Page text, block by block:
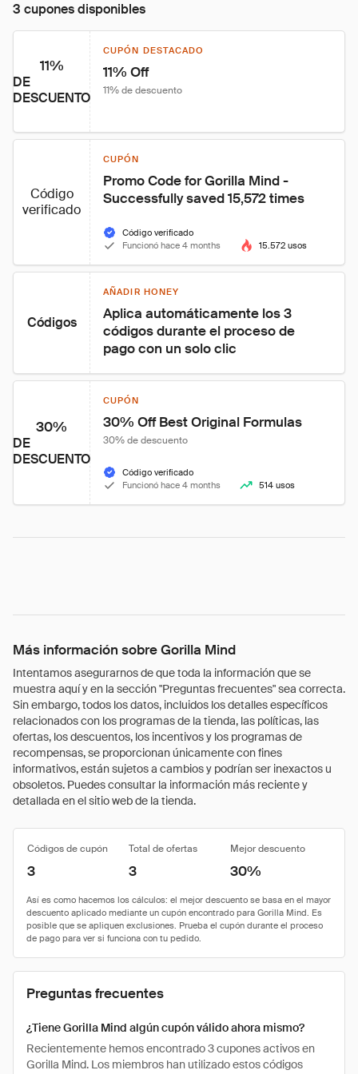
3 cupones disponibles
11%
DE
DESCUENTO
CUPÓN DESTACADO
11% Off
11% de descuento
Código
verificado
CUPÓN
Promo Code for Gorilla Mind -
Successfully saved 15,572 times
Código verificado
Funcionó hace 4 months
15.572 usos
Códigos
AÑADIR HONEY
Aplica automáticamente los 3
códigos durante el proceso de
pago con un solo clic
30%
DE
DESCUENTO
CUPÓN
30% Off Best Original Formulas
30% de descuento
Código verificado
Funcionó hace 4 months
514 usos
Más información sobre Gorilla Mind
Intentamos asegurarnos de que toda la información que se
muestra aquí y en la sección "Preguntas frecuentes" sea correcta.
Sin embargo, todos los datos, incluidos los detalles específicos
relacionados con los programas de la tienda, las políticas, las
ofertas, los descuentos, los incentivos y los programas de
recompensas, se proporcionan únicamente con fines
informativos, están sujetos a cambios y podrían ser inexactos u
obsoletos. Puedes consultar la información más reciente y
detallada en el sitio web de la tienda.
Códigos de cupón Total de ofertas Mejor descuento
3 3 30%
Preguntas frecuentes
¿Tiene Gorilla Mind algún cupón válido ahora mismo?
Recientemente hemos encontrado 3 cupones activos en
Gorilla Mind. Los miembros han utilizado estos códigos